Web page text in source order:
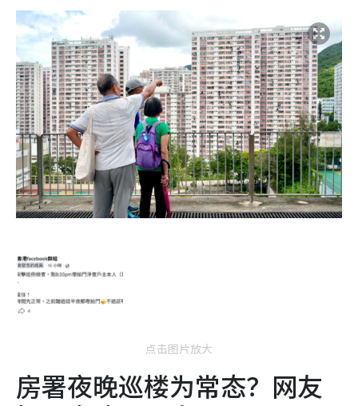
点击图片放大
房署夜晚巡楼为常态？网友